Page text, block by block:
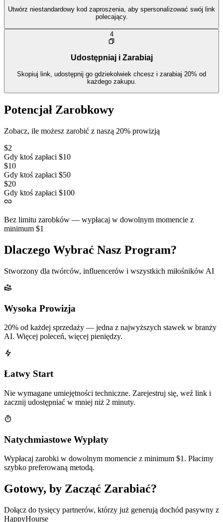
Utwórz niestandardowy kod zaproszenia, aby spersonalizować swój link
polecający.
4
Udostępniaj i Zarabiaj
Skopiuj link, udostępnij go gdziekolwiek chcesz i zarabiaj 20% od
każdego zakupu.
Potencjał Zarobkowy
Zobacz, ile możesz zarobić z naszą 20% prowizją
$2
Gdy ktoś zapłaci $10
$10
Gdy ktoś zapłaci $50
$20
Gdy ktoś zapłaci $100
Bez limitu zarobków — wypłacaj w dowolnym momencie z
minimum $1
Dlaczego Wybrać Nasz Program?
Stworzony dla twórców, influencerów i wszystkich miłośników AI
Wysoka Prowizja
20% od każdej sprzedaży — jedna z najwyższych stawek w branży
AI. Więcej poleceń, więcej pieniędzy.
Łatwy Start
Nie wymagane umiejętności techniczne. Zarejestruj się, weź link i
zacznij udostępniać w mniej niż 2 minuty.
Natychmiastowe Wypłaty
Wypłacaj zarobki w dowolnym momencie z minimum $1. Płacimy
szybko preferowaną metodą.
Gotowy, by Zacząć Zarabiać?
Dołącz do tysięcy partnerów, którzy już generują dochód pasywny z
HappyHourse